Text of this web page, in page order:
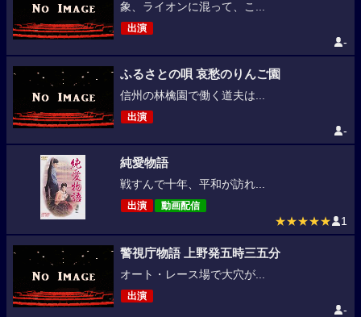
象、ライオンに混って、こ...
出演
-
ふるさとの唄 哀愁のりんご園
信州の林檎園で働く道夫は...
出演
-
純愛物語
戦すんで十年、平和が訪れ...
出演 動画配信
★★★★★ 1
警視庁物語 上野発五時三五分
オート・レース場で大穴が...
出演
-